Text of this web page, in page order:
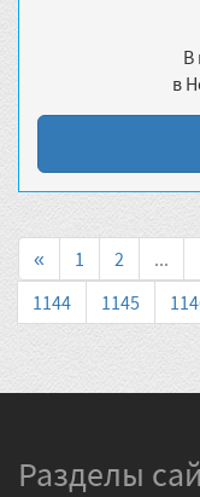
В
в
« 1 2 ...
1144
1145
Разделы